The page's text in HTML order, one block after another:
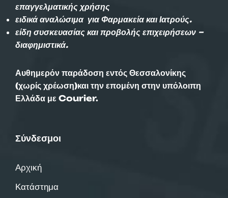
επαγγελματικής χρήσης
ειδικά αναλώσιμα για Φαρμακεία και Ιατρούς.
είδη συσκευασίας και προβολής επιχειρήσεων –
διαφημιστικά.
Αυθημερόν παράδοση εντός Θεσσαλονίκης
(χωρίς χρέωση)και την επομένη στην υπόλοιπη
Ελλάδα με Courier.
Σύνδεσμοι
Αρχική
Κατάστημα